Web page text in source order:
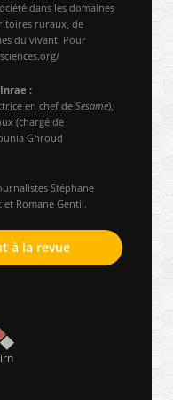
dans les domaines
ruraux, de
du vivant. Pour
:
en chef de Sesame),
(chargé de
Ghroud
Stéphane
Romane Gentil.
à la revue